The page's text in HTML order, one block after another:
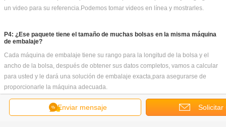
Enviar mensaje Solicitar